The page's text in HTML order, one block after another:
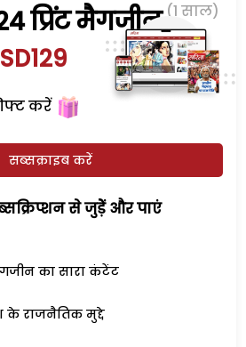
प्रिंट मैगजीन (1 साल)
करें
सब्सक्राइब करें
से जुड़ेें और पाएं
का सारा कंटेंट
के राजनैतिक मुद्दे